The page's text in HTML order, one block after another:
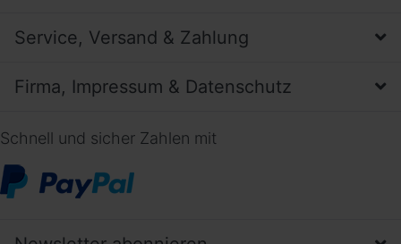
Service, Versand & Zahlung
Firma, Impressum & Datenschutz
Schnell und sicher Zahlen mit